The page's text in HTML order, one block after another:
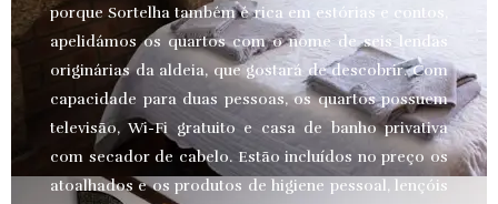
porque Sortelha também é rica em estórias e contos,
apelidámos os quartos com o nome de seis lendas
originárias da aldeia, que gostará de descobrir. Com
capacidade para duas pessoas, os quartos possuem
televisão, Wi-Fi gratuito e casa de banho privativa
com secador de cabelo. Estão incluídos no preço os
atoalhados e os produtos de higiene pessoal, lençóis